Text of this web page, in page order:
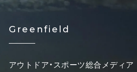
Greenfield
アウトドア・スポーツ総合メディア